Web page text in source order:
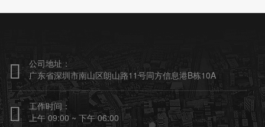

公司地址：
广东省深圳市南山区朗山路11号同方信息港B栋10A

工作时间：
上午 09:00 ~ 下午 06:00